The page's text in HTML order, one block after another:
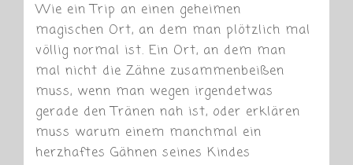
Wie ein Trip an einen geheimen
magischen Ort, an dem man plötzlich mal
völlig normal ist. Ein Ort, an dem man
mal nicht die Zähne zusammenbeißen
muss, wenn man wegen irgendetwas
gerade den Tränen nah ist, oder erklären
muss warum einem manchmal ein
herzhaftes Gähnen seines Kindes